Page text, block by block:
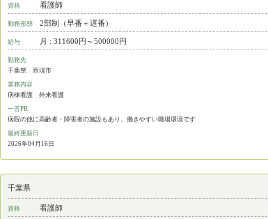
資格 看護師
勤務形態 2部制（早番＋遅番）
給与 月 : 311600円～500000円
勤務先
千葉県 匝瑳市
業務内容
病棟看護 外来看護
一言PR
病院の他に高齢者・障害者の施設もあり、働きやすい職場環境です
最終更新日
2026年04月16日
千葉県
資格 看護師